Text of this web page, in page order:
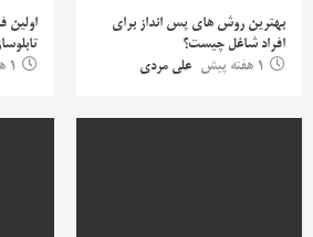
بهترین روش‌ های پس‌ انداز برای
افراد شاغل چیست؟
1 هفته پیش
علی مردی
اولین
1 هفته پیش